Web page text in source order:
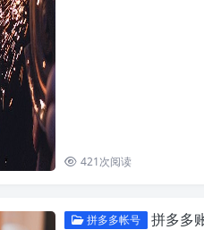
421次阅读
拼多多帐号 拼多多